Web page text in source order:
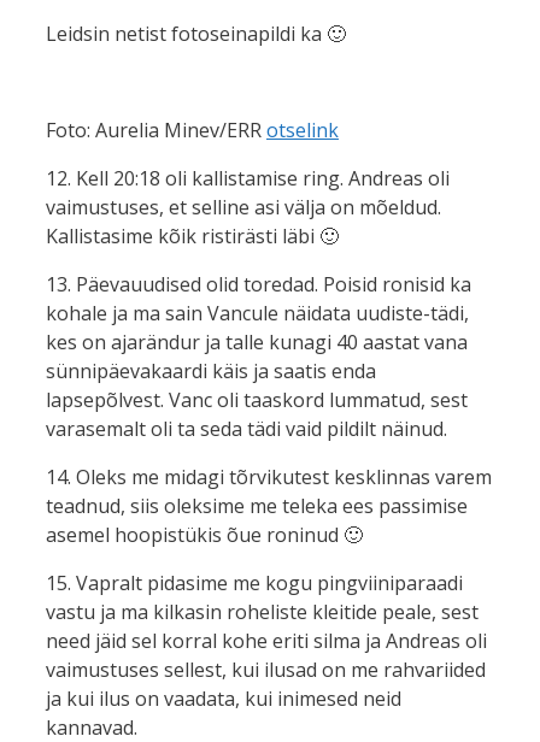
Leidsin netist fotoseinapildi ka 🙂
Foto: Aurelia Minev/ERRotselink
12. Kell 20:18 oli kallistamise ring. Andreas oli
vaimustuses, et selline asi välja on mõeldud.
Kallistasime kõik ristirästi läbi 🙂
13. Päevauudised olid toredad. Poisid ronisid ka
kohale ja ma sain Vancule näidata uudiste-tädi,
kes on ajarändur ja talle kunagi 40 aastat vana
sünnipäevakaardi käis ja saatis enda
lapsepõlvest. Vanc oli taaskord lummatud, sest
varasemalt oli ta seda tädi vaid pildilt näinud.
14. Oleks me midagi tõrvikutest kesklinnas varem
teadnud, siis oleksime me teleka ees passimise
asemel hoopistükis õue roninud 🙂
15. Vapralt pidasime me kogu pingviiniparaadi
vastu ja ma kilkasin roheliste kleitide peale, sest
need jäid sel korral kohe eriti silma ja Andreas oli
vaimustuses sellest, kui ilusad on me rahvariided
ja kui ilus on vaadata, kui inimesed neid
kannavad.